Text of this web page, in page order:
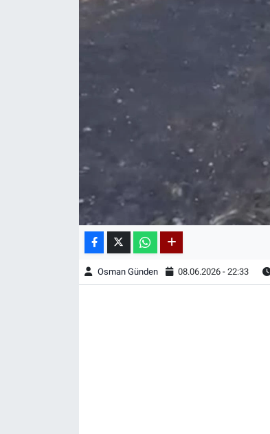
Osman Günden 08.06.2026 - 22:33